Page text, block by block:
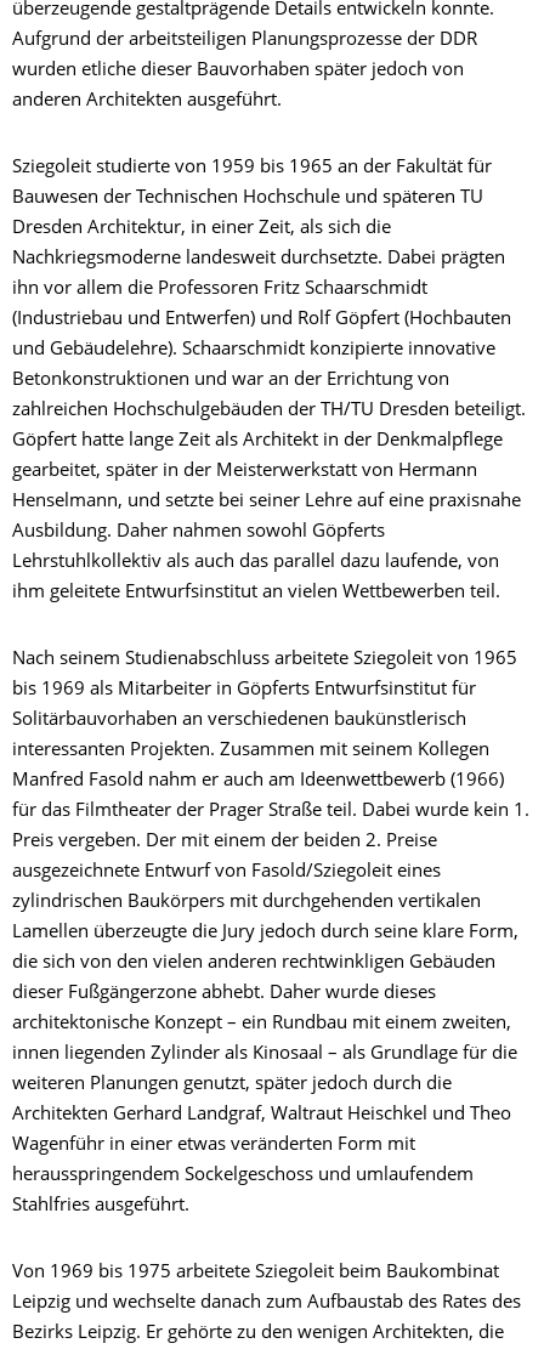
überzeugende gestaltprägende Details entwickeln konnte.
Aufgrund der arbeitsteiligen Planungsprozesse der DDR
wurden etliche dieser Bauvorhaben später jedoch von
anderen Architekten ausgeführt.
Sziegoleit studierte von 1959 bis 1965 an der Fakultät für
Bauwesen der Technischen Hochschule und späteren TU
Dresden Architektur, in einer Zeit, als sich die
Nachkriegsmoderne landesweit durchsetzte. Dabei prägten
ihn vor allem die Professoren Fritz Schaarschmidt
(Industriebau und Entwerfen) und Rolf Göpfert (Hochbauten
und Gebäudelehre). Schaarschmidt konzipierte innovative
Betonkonstruktionen und war an der Errichtung von
zahlreichen Hochschulgebäuden der TH/TU Dresden beteiligt.
Göpfert hatte lange Zeit als Architekt in der Denkmalpflege
gearbeitet, später in der Meisterwerkstatt von Hermann
Henselmann, und setzte bei seiner Lehre auf eine praxisnahe
Ausbildung. Daher nahmen sowohl Göpferts
Lehrstuhlkollektiv als auch das parallel dazu laufende, von
ihm geleitete Entwurfsinstitut an vielen Wettbewerben teil.
Nach seinem Studienabschluss arbeitete Sziegoleit von 1965
bis 1969 als Mitarbeiter in Göpferts Entwurfsinstitut für
Solitärbauvorhaben an verschiedenen baukünstlerisch
interessanten Projekten. Zusammen mit seinem Kollegen
Manfred Fasold nahm er auch am Ideenwettbewerb (1966)
für das Filmtheater der Prager Straße teil. Dabei wurde kein 1.
Preis vergeben. Der mit einem der beiden 2. Preise
ausgezeichnete Entwurf von Fasold/Sziegoleit eines
zylindrischen Baukörpers mit durchgehenden vertikalen
Lamellen überzeugte die Jury jedoch durch seine klare Form,
die sich von den vielen anderen rechtwinkligen Gebäuden
dieser Fußgängerzone abhebt. Daher wurde dieses
architektonische Konzept – ein Rundbau mit einem zweiten,
innen liegenden Zylinder als Kinosaal – als Grundlage für die
weiteren Planungen genutzt, später jedoch durch die
Architekten Gerhard Landgraf, Waltraut Heischkel und Theo
Wagenführ in einer etwas veränderten Form mit
herausspringendem Sockelgeschoss und umlaufendem
Stahlfries ausgeführt.
Von 1969 bis 1975 arbeitete Sziegoleit beim Baukombinat
Leipzig und wechselte danach zum Aufbaustab des Rates des
Bezirks Leipzig. Er gehörte zu den wenigen Architekten, die